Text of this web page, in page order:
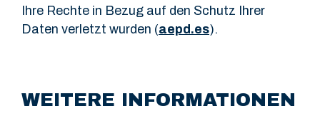
Ihre Rechte in Bezug auf den Schutz Ihrer
Daten verletzt wurden (aepd.es).
WEITERE INFORMATIONEN